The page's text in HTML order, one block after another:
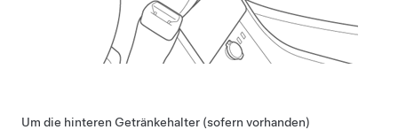
Um die hinteren Getränkehalter (sofern vorhanden)